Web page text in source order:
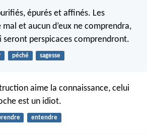
épurés et affinés. Les
et aucun d’eux ne comprendra,
seront perspicaces comprendront.
péché sagesse
aime la connaissance, celui
est un idiot.
entendre